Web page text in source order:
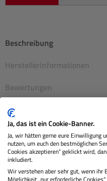
Beschreibung
Herstellerinformationen
Bewertungen
Ja, das ist ein Cookie-Banner.
Ja, wir hätten gerne eure Einwilligung
nutzen, um euch den bestmöglichen
Cookies akzeptieren“ geklickt wird,
inkludiert.
Wir verstehen aber sehr gut, wenn ihr